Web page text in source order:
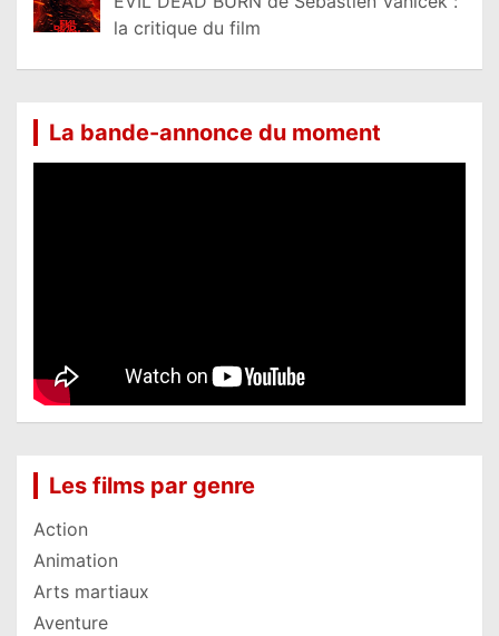
la critique du film
La bande-annonce du moment
Les films par genre
Action
Animation
Arts martiaux
Aventure